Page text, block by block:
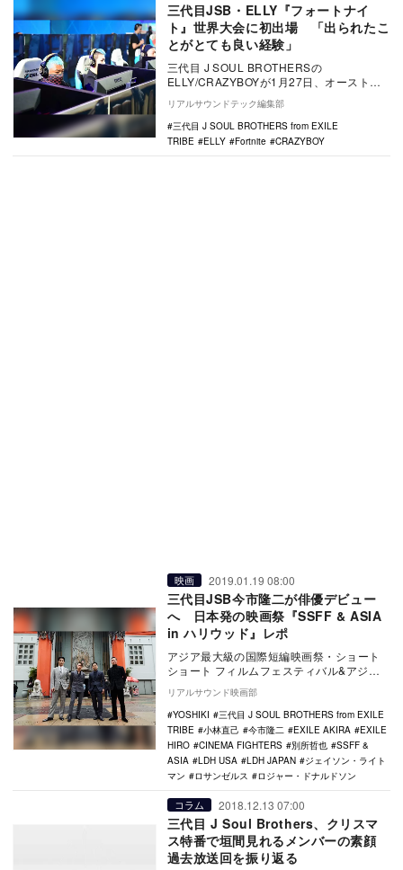
三代目JSB・ELLY『フォートナイ
ト』世界大会に初出場 「出られたこ
とがとても良い経験」
三代目 J SOUL BROTHERSの
ELLY/CRAZYBOYが1月27日、オーストラ
リア・メルボルンにて行われたテニスの
四…
リアルサウンドテック編集部
三代目 J SOUL BROTHERS from EXILE
TRIBE
ELLY Fortnite CRAZYBOY
映画 2019.01.19 08:00
三代目JSB今市隆二が俳優デビュー
へ 日本発の映画祭『SSFF & ASIA
in ハリウッド』レポ
アジア最大級の国際短編映画祭・ショート
ショート フィルムフェスティバル&アジア
（SSFF & ASIA）が、現地…
リアルサウンド映画部
YOSHIKI
三代目 J SOUL BROTHERS from EXILE
TRIBE
小林直己 今市隆二 EXILE AKIRA
EXILE
HIRO
CINEMA FIGHTERS 別所哲也
SSFF &
ASIA
LDH USA LDH JAPAN
ジェイソン・ライト
マン
ロサンゼルス ロジャー・ドナルドソン
コラム 2018.12.13 07:00
三代目 J Soul Brothers、クリスマ
ス特番で垣間見れるメンバーの素顔
過去放送回を振り返る